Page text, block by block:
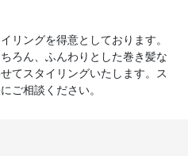
リングを得意としております。
ろん、ふんわりとした巻き髪な
てスタイリングいたします。ス
ご相談ください。